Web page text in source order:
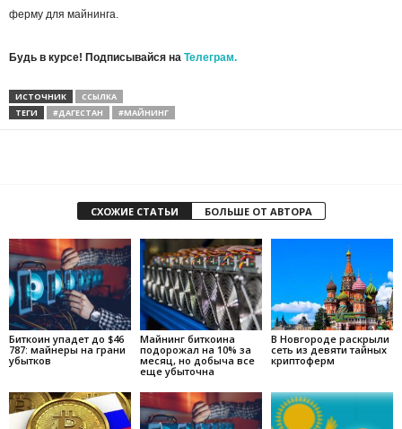
ферму для майнинга.
Будь в курсе! Подписывайся на Телеграм.
ИСТОЧНИК
ССЫЛКА
ТЕГИ
#ДАГЕСТАН #МАЙНИНГ
СХОЖИЕ СТАТЬИ БОЛЬШЕ ОТ АВТОРА
Биткоин упадет до $46
787: майнеры на грани
убытков
Майнинг биткоина
подорожал на 10% за
месяц, но добыча все
еще убыточна
В Новгороде раскрыли
сеть из девяти тайных
криптоферм